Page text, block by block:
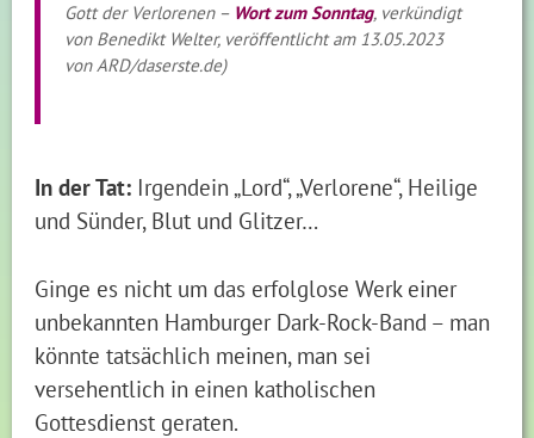
Gott der Verlorenen – Wort zum Sonntag, verkündigt
von Benedikt Welter, veröffentlicht am 13.05.2023
von ARD/daserste.de)
In der Tat: Irgendein „Lord“, „Verlorene“, Heilige
und Sünder, Blut und Glitzer…
Ginge es nicht um das erfolglose Werk einer
unbekannten Hamburger Dark-Rock-Band – man
könnte tatsächlich meinen, man sei
versehentlich in einen katholischen
Gottesdienst geraten.